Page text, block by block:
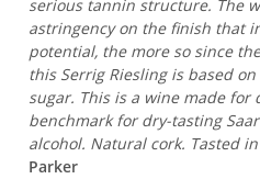
serious tannin structure. The
astringency on the finish that
potential, the more so since
this Serrig Riesling is based
sugar. This is a wine made for
benchmark for dry-tasting
alcohol. Natural cork. Tasted
Parker